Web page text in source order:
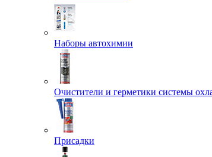
Наборы автохимии
Очистители и герметики системы
Присадки